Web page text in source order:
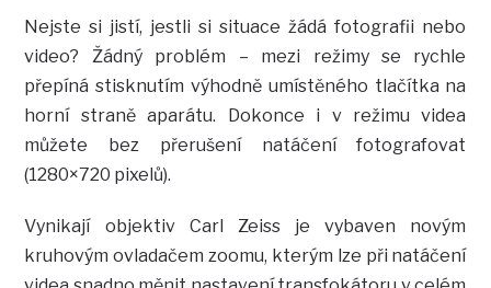
Nejste si jistí, jestli si situace žádá fotografii nebo
video? Žádný problém – mezi režimy se rychle
přepíná stisknutím výhodně umístěného tlačítka na
horní straně aparátu. Dokonce i v režimu videa
můžete bez přerušení natáčení fotografovat
(1280×720 pixelů).
Vynikají objektiv Carl Zeiss je vybaven novým
kruhovým ovladačem zoomu, kterým lze při natáčení